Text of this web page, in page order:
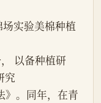
以备种植研
究
》。同年，在青